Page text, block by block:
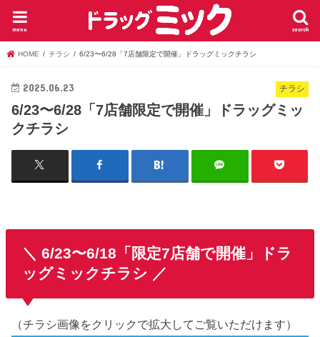
search
menu
HOME チラシ 6/23〜6/28「7店舗限定で開催」ドラッグミックチラシ
チラシ
2025.06.23
6/23〜6/28「7店舗限定で開催」ドラッグミッ
クチラシ
＼ 6/23〜6/18「限定7店舗で開催」ドラ
ッグミックチラシ ／
（チラシ画像をクリックで拡大してご覧いただけます）